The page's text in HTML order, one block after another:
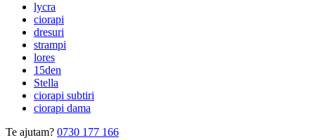
lycra
ciorapi
dresuri
strampi
lores
15den
Stella
ciorapi subtiri
ciorapi dama
Te ajutam? 0730 177 166